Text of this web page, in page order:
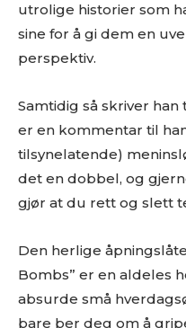
utrolige historier som
sine for å gi dem en
perspektiv.
Samtidig så skriver
er en kommentar til
tilsynelatende)
det en dobbel, og
gjør at du rett og slett
Den herlige
Bombs” er en aldeles
absurde små
bare ber deg om å